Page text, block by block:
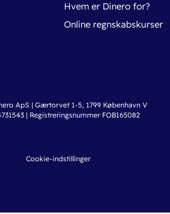
Hvem er Dinero for?
Online regnskabskurser
ApS | Gærtorvet 1-5, 1799 København V
| Registreringsnummer FOB165082
Cookie-indstillinger